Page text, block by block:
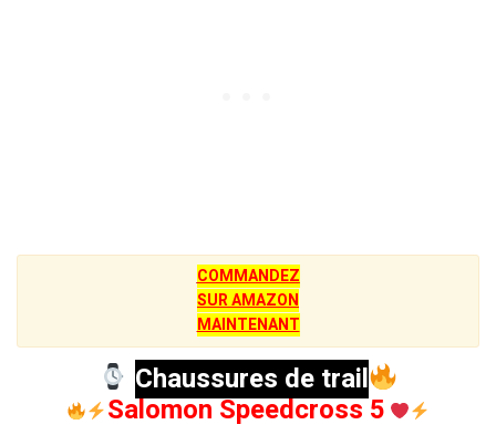
COMMANDEZ
SUR AMAZON
MAINTENANT
Chaussures de trail
Salomon Speedcross 5